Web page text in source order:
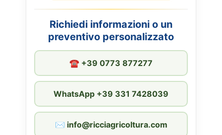
Richiedi informazioni o un
preventivo personalizzato
☎︎ +39 0773 877277
WhatsApp +39 331 7428039
✉︎ info@ricciagricoltura.com